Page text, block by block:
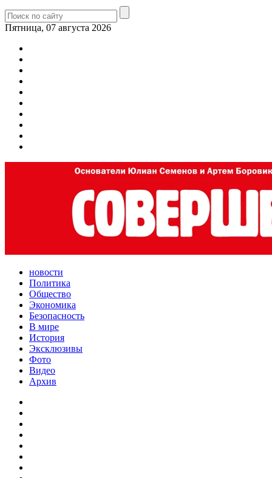
Пятница, 07 августа 2026
новости
Политика
Общество
Экономика
Безопасность
В мире
История
Эксклюзивы
Фото
Видео
Архив